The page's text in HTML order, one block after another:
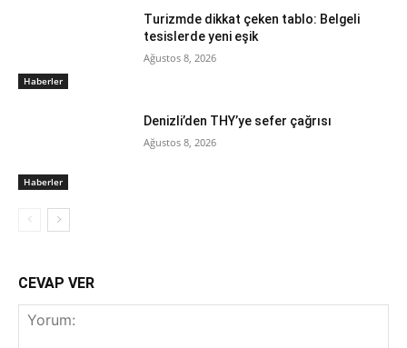
Haberler
Turizmde dikkat çeken tablo: Belgeli
tesislerde yeni eşik
Ağustos 8, 2026
Haberler
Denizli’den THY’ye sefer çağrısı
Ağustos 8, 2026
CEVAP VER